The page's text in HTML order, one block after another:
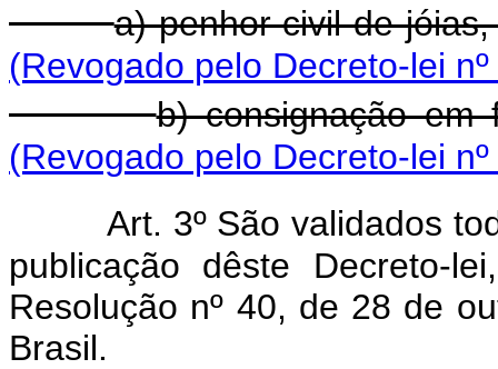
a) penhor civil de
(Revogado pelo Decreto-lei
b) consignação em
(Revogado pelo Decreto-lei
Art. 3º São validados
publicação dêste Decreto-
Resolução nº 40, de 28 de
Brasil.